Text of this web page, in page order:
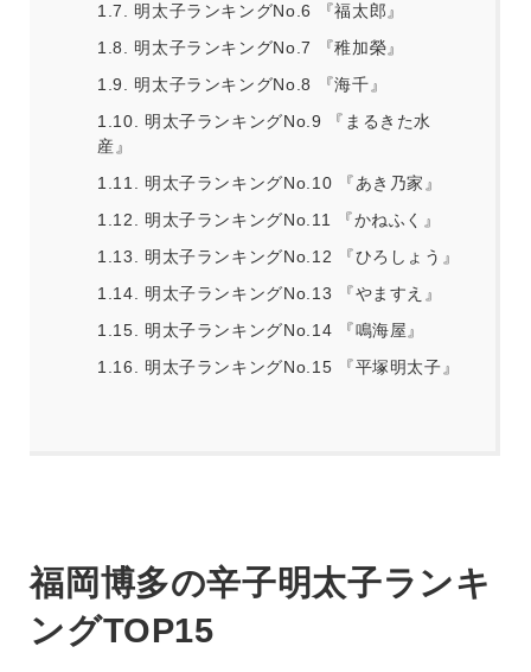
1.7. 明太子ランキングNo.6 『福太郎』
1.8. 明太子ランキングNo.7 『稚加榮』
1.9. 明太子ランキングNo.8 『海千』
1.10. 明太子ランキングNo.9 『まるきた水
産』
1.11. 明太子ランキングNo.10 『あき乃家』
1.12. 明太子ランキングNo.11 『かねふく』
1.13. 明太子ランキングNo.12 『ひろしょう』
1.14. 明太子ランキングNo.13 『やますえ』
1.15. 明太子ランキングNo.14 『鳴海屋』
1.16. 明太子ランキングNo.15 『平塚明太子』
福岡博多の辛子明太子ランキ
ングTOP15